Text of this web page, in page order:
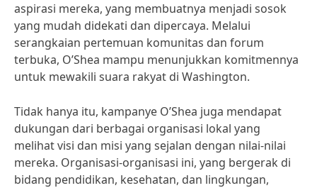
aspirasi mereka, yang membuatnya menjadi sosok
yang mudah didekati dan dipercaya. Melalui
serangkaian pertemuan komunitas dan forum
terbuka, O’Shea mampu menunjukkan komitmennya
untuk mewakili suara rakyat di Washington.
Tidak hanya itu, kampanye O’Shea juga mendapat
dukungan dari berbagai organisasi lokal yang
melihat visi dan misi yang sejalan dengan nilai-nilai
mereka. Organisasi-organisasi ini, yang bergerak di
bidang pendidikan, kesehatan, dan lingkungan,